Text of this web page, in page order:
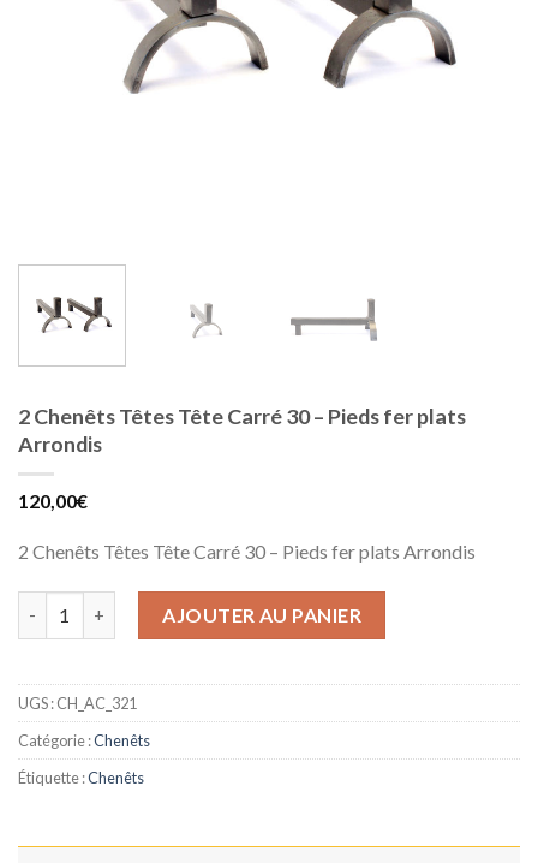
2 Chenêts Têtes Tête Carré 30 – Pieds fer plats
Arrondis
120,00€
2 Chenêts Têtes Tête Carré 30 – Pieds fer plats Arrondis
AJOUTER AU PANIER
UGS :CH_AC_321
Catégorie :Chenêts
Étiquette :Chenêts